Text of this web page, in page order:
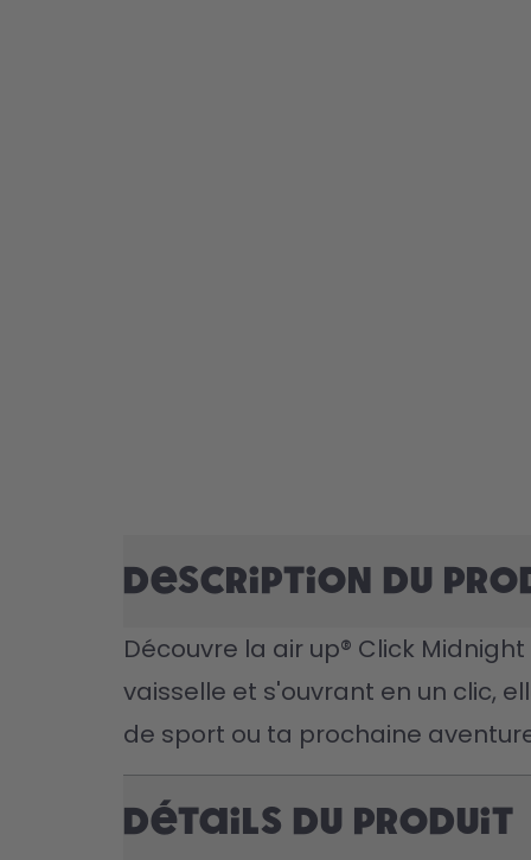
Description du
Découvre la air up® Click
vaisselle et s'ouvrant en un clic,
de sport ou ta prochaine
Détails du produit